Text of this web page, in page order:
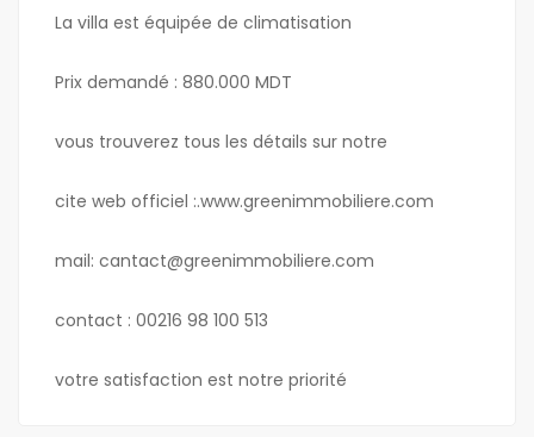
La villa est équipée de climatisation
Prix demandé : 880.000 MDT
vous trouverez tous les détails sur notre
cite web officiel :.www.greenimmobiliere.com
mail: cantact@greenimmobiliere.com
contact : 00216 98 100 513
votre satisfaction est notre priorité